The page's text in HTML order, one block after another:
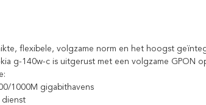
flexibele, volgzame norm en het hoogst
g-140w-c is uitgerust met een volgzame GPON
1000M gigabithavens
dienst